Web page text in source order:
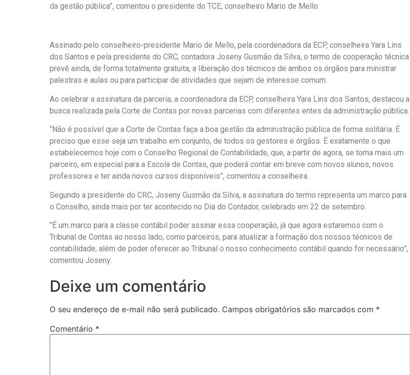
da gestão pública”, comentou o presidente do TCE, conselheiro Mario de Mello.
Assinado pelo conselheiro-presidente Mario de Mello, pela coordenadora da ECP, conselheira Yara Lins
dos Santos e pela presidente do CRC, contadora Joseny Gusmão da Silva, o termo de cooperação técnica
prevê ainda, de forma totalmente gratuita, a liberação dos técnicos de ambos os órgãos para ministrar
palestras e aulas ou para participar de atividades que sejam de interesse comum.
Ao celebrar a assinatura da parceria, a coordenadora da ECP, conselheira Yara Lins dos Santos, destacou a
busca realizada pela Corte de Contas por novas parcerias com diferentes entes da administração pública.
“Não é possível que a Corte de Contas faça a boa gestão da administração pública de forma solitária. É
preciso que esse seja um trabalho em conjunto, de todos os gestores e órgãos. É exatamente o que
estabelecemos hoje com o Conselho Regional de Contabilidade, que, a partir de agora, se torna mais um
parceiro, em especial para a Escola de Contas, que poderá contar em breve com novos alunos, novos
professores e ter ainda novos cursos disponíveis”, comentou a conselheira.
Segundo a presidente do CRC, Joseny Gusmão da Silva, a assinatura do termo representa um marco para
o Conselho, ainda mais por ter acontecido no Dia do Contador, celebrado em 22 de setembro.
“É um marco para a classe contábil poder assinar essa cooperação, já que agora estaremos com o
Tribunal de Contas ao nosso lado, como parceiros, para atualizar a formação dos nossos técnicos de
contabilidade, além de poder oferecer ao Tribunal o nosso conhecimento contábil quando for necessário”,
comentou Joseny.
Deixe um comentário
O seu endereço de e-mail não será publicado. Campos obrigatórios são marcados com *
Comentário *